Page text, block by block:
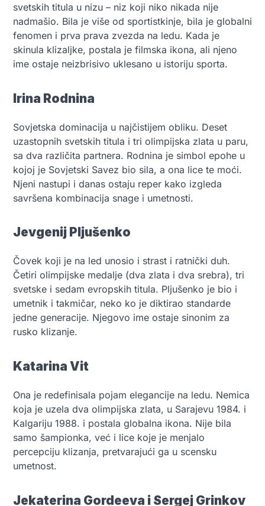
svetskih titula u nizu – niz koji niko nikada nije
nadmašio. Bila je više od sportistkinje, bila je globalni
fenomen i prva prava zvezda na ledu. Kada je
skinula klizaljke, postala je filmska ikona, ali njeno
ime ostaje neizbrisivo uklesano u istoriju sporta.
Irina Rodnina
Sovjetska dominacija u najčistijem obliku. Deset
uzastopnih svetskih titula i tri olimpijska zlata u paru,
sa dva različita partnera. Rodnina je simbol epohe u
kojoj je Sovjetski Savez bio sila, a ona lice te moći.
Njeni nastupi i danas ostaju reper kako izgleda
savršena kombinacija snage i umetnosti.
Jevgenij Pljušenko
Čovek koji je na led unosio i strast i ratnički duh.
Četiri olimpijske medalje (dva zlata i dva srebra), tri
svetske i sedam evropskih titula. Pljušenko je bio i
umetnik i takmičar, neko ko je diktirao standarde
jedne generacije. Njegovo ime ostaje sinonim za
rusko klizanje.
Katarina Vit
Ona je redefinisala pojam elegancije na ledu. Nemica
koja je uzela dva olimpijska zlata, u Sarajevu 1984. i
Kalgariju 1988. i postala globalna ikona. Nije bila
samo šampionka, već i lice koje je menjalo
percepciju klizanja, pretvarajući ga u scensku
umetnost.
Jekaterina Gordeeva i Sergej Grinkov